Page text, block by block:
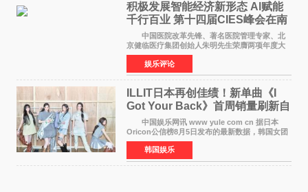
积极发展智能经济新形态 Al赋能
千行百业 第十四届CIES峰会在南
京盛大召开
中国医院改革先锋、著名医院管理专家、北
京健临医疗集团创始人朱明先生荣膺两项年度大
奖 2026年7月31日，盛夏金陵，长江之畔，
以重落地·真务实·强链接为主题的2026&lsquo;人
工智能+&rsquo
娱乐评论
ILLIT日本再创佳绩！新单曲《I
Got Your Back》首周销量刷新自
身纪录
中国娱乐网讯 www yule com cn 据日本
Oricon公信榜8月5日发布的最新数据，韩国女团
ILLIT在日本发行的第二张单曲《I Got Your
Back》首周销量达到71,009张，成功跻身最新一
期周单曲排行
韩国娱乐